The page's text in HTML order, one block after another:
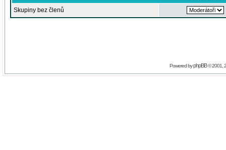
Skupiny bez členů
Powered byphpBB© 2001,